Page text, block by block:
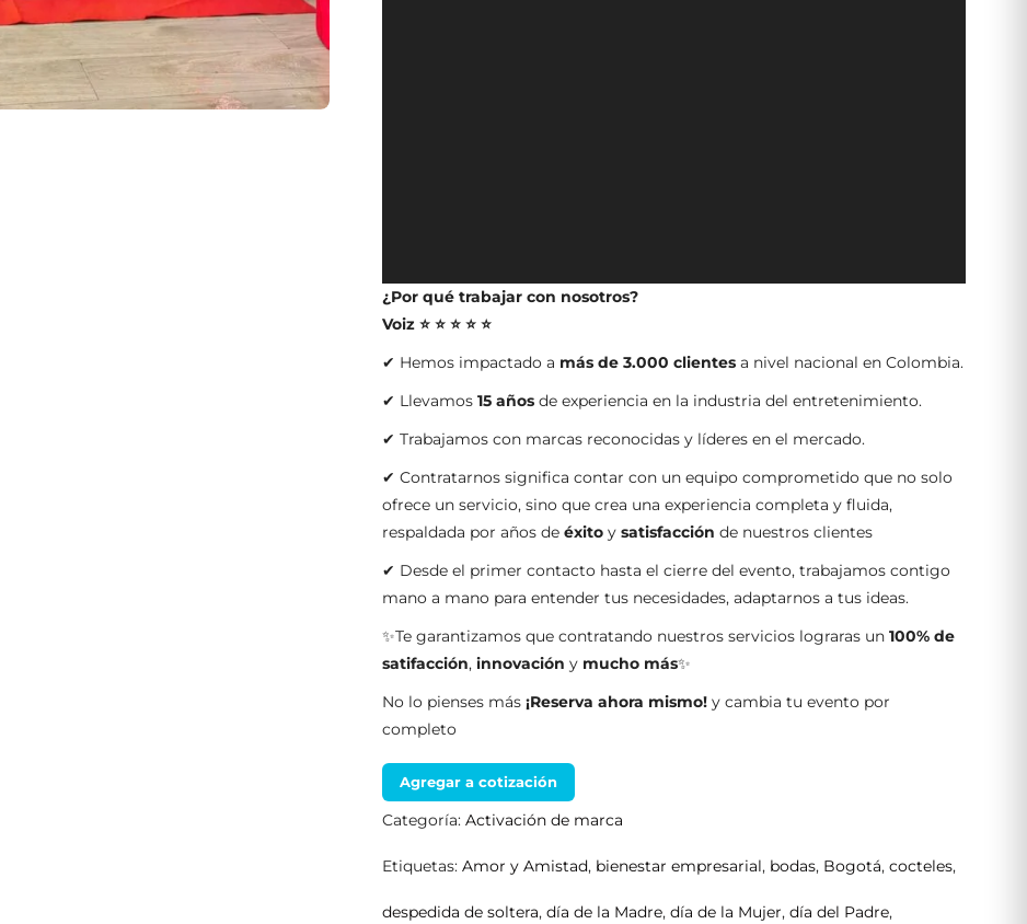
¿Por qué trabajar con nosotros?
Voiz ⭐ ⭐ ⭐ ⭐ ⭐
✔ Hemos impactado a más de 3.000 clientes a nivel nacional en Colombia.
✔ Llevamos15 años de experiencia en la industria del entretenimiento.
✔ Trabajamos con marcas reconocidas y líderes en el mercado.
✔ Contratarnos significa contar con un equipo comprometido que no solo
ofrece un servicio, sino que crea una experiencia completa y fluida,
respaldada por años deéxito ysatisfacción de nuestros clientes
✔ Desde el primer contacto hasta el cierre del evento, trabajamos contigo
mano a mano para entender tus necesidades, adaptarnos a tus ideas.
✨Te garantizamos que contratando nuestros servicios lograras un100% de
satifacción,innovación y mucho más✨
No lo pienses más¡Reserva ahora mismo! y cambia tu evento por
completo
Agregar a cotización
Categoría:Activación de marca
Etiquetas:Amor y Amistad, bienestar empresarial, bodas, Bogotá,cocteles,
despedida de soltera,día de la Madre,día de la Mujer,día del Padre,